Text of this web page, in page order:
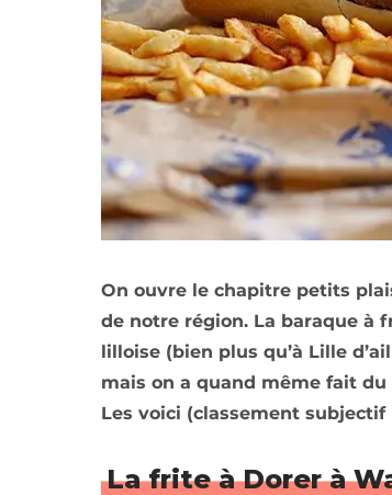
On ouvre le chapitre petits
de notre région. La baraque à
lilloise (bien plus qu’à Lille
mais on a quand même fait
Les voici (classement subjectif
La frite à Dorer à